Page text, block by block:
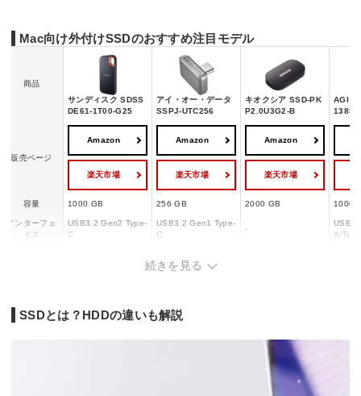
Mac向け外付けSSDのおすすめ注目モデル
商品
サンディスク SDSS
DE61-1T00-G25
アイ・オー・データ
SSPJ-UTC256
キオクシア SSD-PK
P2.0U3G2-B
AGI
138P-
販売ページ
Amazon
楽天市場
Amazon
楽天市場
Amazon
楽天市場
容量 1000 GB 256 GB 2000 GB 1000
インターフェ
イス
USB3.2 Gen2 Type-
C
USB3.2 Gen1 Type-
C
-
A/
400 MB/s
続きを見る
SSDとは？HDDの違いも解説